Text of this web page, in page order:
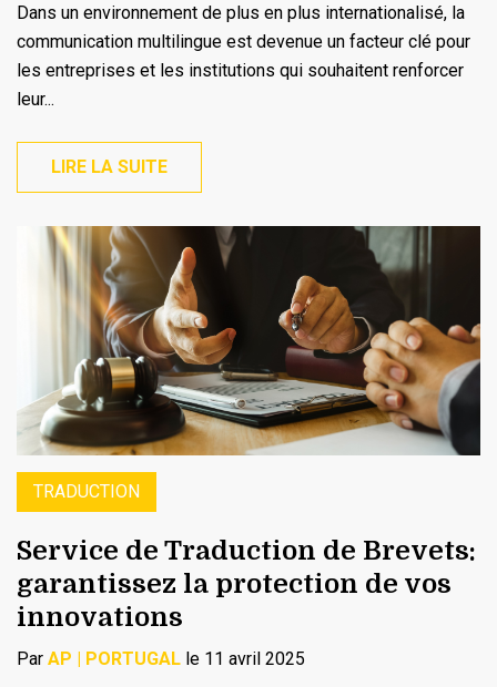
Dans un environnement de plus en plus internationalisé, la
communication multilingue est devenue un facteur clé pour
les entreprises et les institutions qui souhaitent renforcer
leur...
LIRE LA SUITE
TRADUCTION
Service de Traduction de Brevets:
garantissez la protection de vos
innovations
Par AP | PORTUGAL le 11 avril 2025